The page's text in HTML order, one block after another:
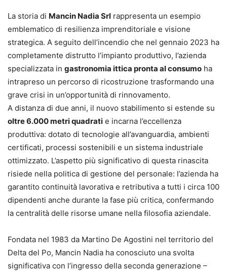
La storia di Mancin Nadia Srl rappresenta un esempio
emblematico di resilienza imprenditoriale e visione
strategica. A seguito dell’incendio che nel gennaio 2023 ha
completamente distrutto l’impianto produttivo, l’azienda
specializzata in gastronomia ittica pronta al consumo ha
intrapreso un percorso di ricostruzione trasformando una
grave crisi in un’opportunità di rinnovamento.
A distanza di due anni, il nuovo stabilimento si estende su
oltre 6.000 metri quadrati e incarna l’eccellenza
produttiva: dotato di tecnologie all’avanguardia, ambienti
certificati, processi sostenibili e un sistema industriale
ottimizzato. L’aspetto più significativo di questa rinascita
risiede nella politica di gestione del personale: l’azienda ha
garantito continuità lavorativa e retributiva a tutti i circa 100
dipendenti anche durante la fase più critica, confermando
la centralità delle risorse umane nella filosofia aziendale.
Fondata nel 1983 da Martino De Agostini nel territorio del
Delta del Po, Mancin Nadia ha conosciuto una svolta
significativa con l’ingresso della seconda generazione –